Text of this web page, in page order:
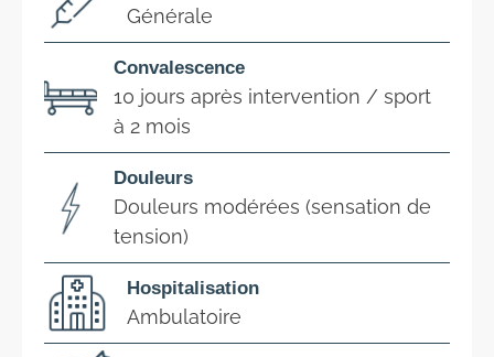
Générale
Convalescence
10 jours après intervention / sport
à 2 mois
Douleurs
Douleurs modérées (sensation de
tension)
Hospitalisation
Ambulatoire